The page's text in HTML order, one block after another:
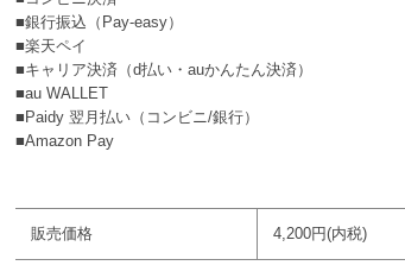
■銀行振込（Pay-easy）
■楽天ペイ
■キャリア決済（d払い・auかんたん決済）
■au WALLET
■Paidy 翌月払い（コンビニ/銀行）
■Amazon Pay
販売価格 4,200円(内税)